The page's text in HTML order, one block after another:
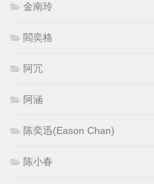
金南玲
閻奕格
阿冗
阿涵
陈奕迅(Eason Chan)
陈小春